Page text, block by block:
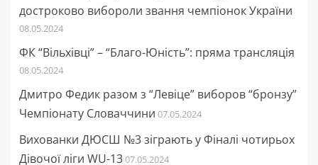
достроково вибороли звання чемпіонок України
08.05.2024
ФК “Вільхівці” – “Благо-Юність”: пряма трансляція
08.05.2024
Дмитро Федик разом з “Левіце” виборов “бронзу”
Чемпіонату Словаччини 07.05.2024
Вихованки ДЮСШ №3 зіграють у Фіналі чотирьох
Дівочої ліги WU-1307.05.2024